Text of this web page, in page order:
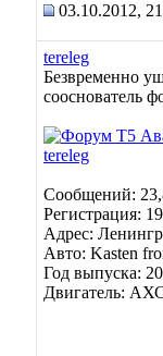
03.10.2012,
tereleg
Безвременно
сооснователь
Сообщений:
Регистрация:
Адрес:
Авто: Kasten
Год выпуска:
Двигатель: